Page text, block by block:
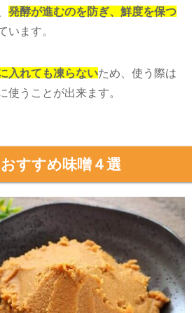
発酵が進むのを防ぎ、鮮度を保つ
います。
入れても凍らないため、使う際は
使うことが出来ます。
すすめ味噌４選